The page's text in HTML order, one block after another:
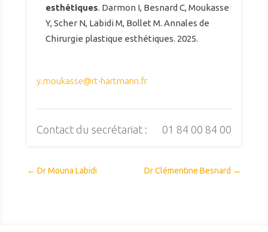
esthétiques. Darmon I, Besnard C, Moukasse
Y, Scher N, Labidi M, Bollet M. Annales de
Chirurgie plastique esthétiques. 2025.
y.moukasse@rt-hartmann.fr
Contact du secrétariat : 01 84 00 84 00
← Dr Mouna Labidi Dr Clémentine Besnard →